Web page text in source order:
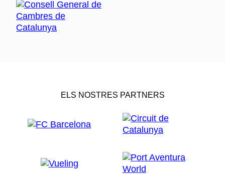
ELS NOSTRES PARTNERS